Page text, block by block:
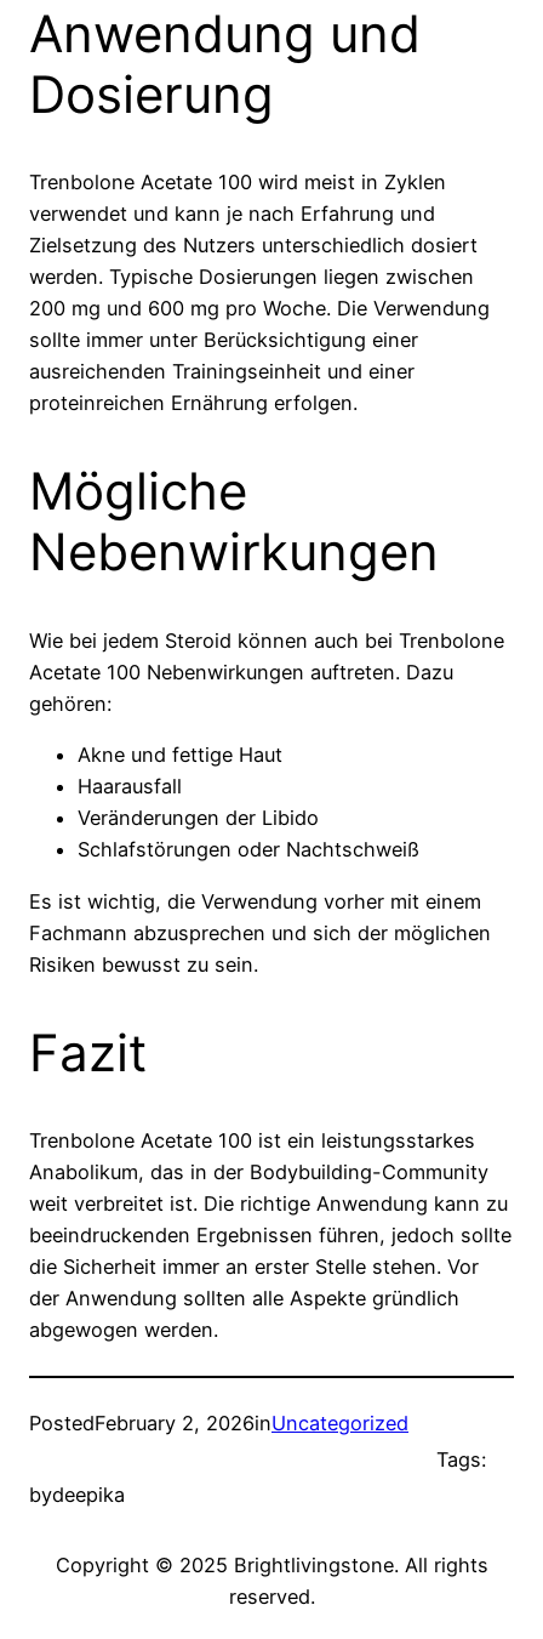
Anwendung und
Dosierung
Trenbolone Acetate 100 wird meist in Zyklen
verwendet und kann je nach Erfahrung und
Zielsetzung des Nutzers unterschiedlich dosiert
werden. Typische Dosierungen liegen zwischen
200 mg und 600 mg pro Woche. Die Verwendung
sollte immer unter Berücksichtigung einer
ausreichenden Trainingseinheit und einer
proteinreichen Ernährung erfolgen.
Mögliche
Nebenwirkungen
Wie bei jedem Steroid können auch bei Trenbolone
Acetate 100 Nebenwirkungen auftreten. Dazu
gehören:
Akne und fettige Haut
Haarausfall
Veränderungen der Libido
Schlafstörungen oder Nachtschweiß
Es ist wichtig, die Verwendung vorher mit einem
Fachmann abzusprechen und sich der möglichen
Risiken bewusst zu sein.
Fazit
Trenbolone Acetate 100 ist ein leistungsstarkes
Anabolikum, das in der Bodybuilding-Community
weit verbreitet ist. Die richtige Anwendung kann zu
beeindruckenden Ergebnissen führen, jedoch sollte
die Sicherheit immer an erster Stelle stehen. Vor
der Anwendung sollten alle Aspekte gründlich
abgewogen werden.
PostedFebruary 2, 2026inUncategorized
bydeepika
Tags:
Copyright © 2025 Brightlivingstone. All rights
reserved.